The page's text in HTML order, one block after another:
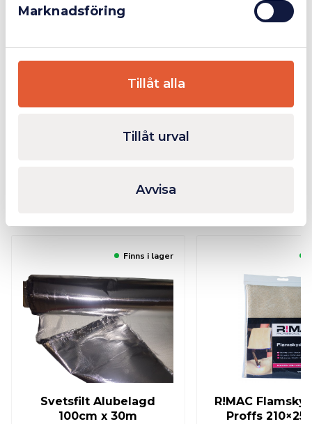
Marknadsföring
Tillåt alla
Tillåt urval
Avvisa
Silikonbehandlat ytskikt för ökad motståndskraft
Ett utmärkt val för att skydda vid krävande svets- och
värmeapplikationer!
Finns i tre olika varianter: 1x1m, 1x2m, 2x2m.
Ytterligare Information
Finns i lager
Svetsfilt Alubelagd
100cm x 30m
R!MAC
Proffs